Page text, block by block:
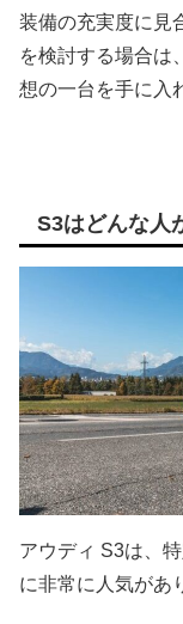
装備の充実度に見
を検討する場合は
想の一台を手に入
S3はどんな人
アウディ S3は、
に非常に人気があ